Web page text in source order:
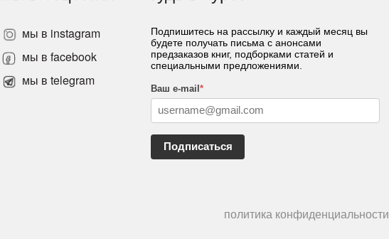
мы в instagram
мы в facebook
мы в telegram
Подпишитесь на рассылку и каждый месяц вы
будете получать письма с анонсами
предзаказов книг, подборками статей и
специальными предложениями.
Ваш e-mail *
Подписаться
политика конфиденциальности